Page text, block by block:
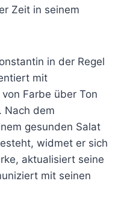
Zeit in seinem
in der Regel
mit
Farbe über Ton
Nach dem
gesunden Salat
widmet er sich
aktualisiert seine
mit seinen